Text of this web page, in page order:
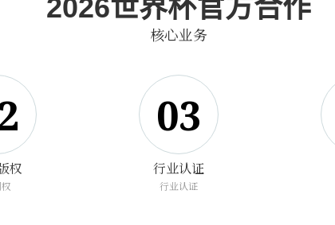
2026世界杯官方合作
核心业务
权
03
行业认证
行业认证